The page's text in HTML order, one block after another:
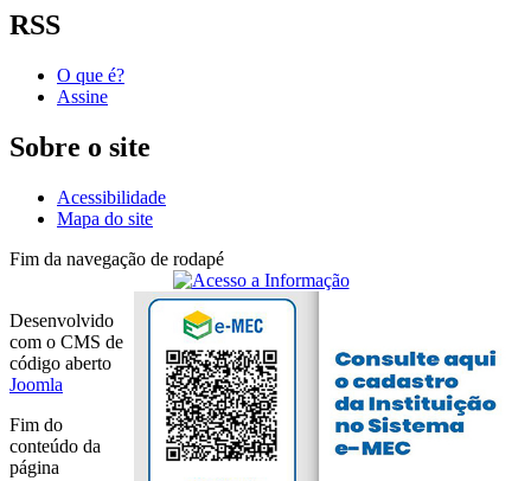
RSS
O que é?
Assine
Sobre o site
Acessibilidade
Mapa do site
Fim da navegação de rodapé
Desenvolvido
com o CMS de
código aberto
Joomla
Fim do
conteúdo da
página